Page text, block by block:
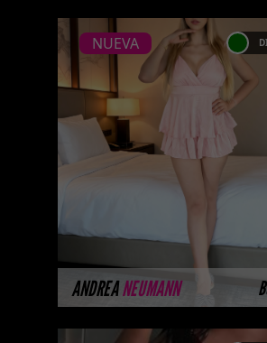
ANDREANEUMANN
NUEVA
ANDREA NEUMANN
...Platinum Esta modelo
pertenece a nuestro
Privado Platinum. Selección
privada de modelos con
de belleza y perf ...
MÁS INFORMACIÓN